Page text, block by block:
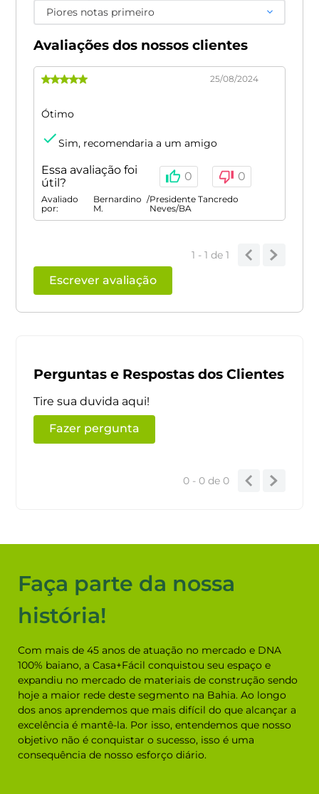
Piores notas primeiro
Avaliações dos nossos clientes
25/08/2024
Ótimo
Sim, recomendaria a um amigo
Essa avaliação foi
útil?
0 0
Avaliado
por:
Bernardino
M.
/Presidente Tancredo
Neves/BA
1 - 1 de 1
Escrever avaliação
Perguntas e Respostas dos Clientes
Tire sua duvida aqui!
Fazer pergunta
0 - 0 de 0
Faça parte da nossa
história!
Com mais de 45 anos de atuação no mercado e DNA
100% baiano, a Casa+Fácil conquistou seu espaço e
expandiu no mercado de materiais de construção sendo
hoje a maior rede deste segmento na Bahia. Ao longo
dos anos aprendemos que mais difícil do que alcançar a
excelência é mantê-la. Por isso, entendemos que nosso
objetivo não é conquistar o sucesso, isso é uma
consequência de nosso esforço diário.